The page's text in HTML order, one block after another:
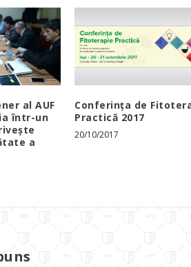
al AUF
într-un
a
Conferința de
Practică 2017
20/10/2017